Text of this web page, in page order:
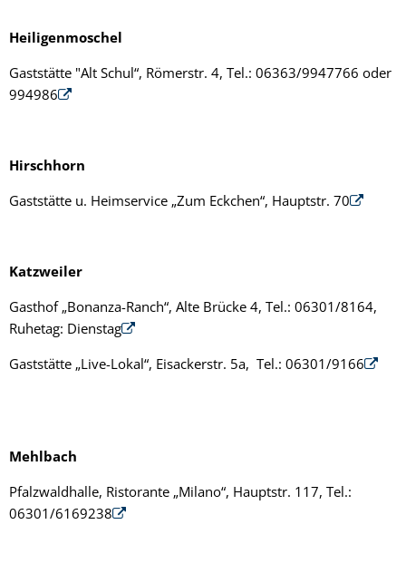
Heiligenmoschel
Gaststätte "Alt Schul“, Römerstr. 4, Tel.: 06363/9947766 oder
994986
Hirschhorn
Gaststätte u. Heimservice „Zum Eckchen“, Hauptstr. 70
Katzweiler
Gasthof „Bonanza-Ranch“, Alte Brücke 4, Tel.: 06301/8164,
Ruhetag: Dienstag
Gaststätte „Live-Lokal“, Eisackerstr. 5a, Tel.: 06301/9166
Mehlbach
Pfalzwaldhalle, Ristorante „Milano“, Hauptstr. 117, Tel.:
06301/6169238